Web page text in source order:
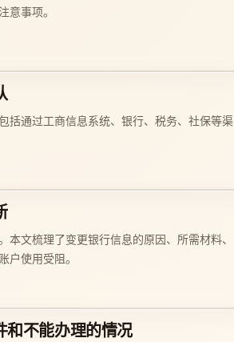
意事项。
括通过工商信息系统、银行、税务、社保等渠
文梳理了变更银行信息的原因、所需材料、
户使用受阻。
和不能办理的情况